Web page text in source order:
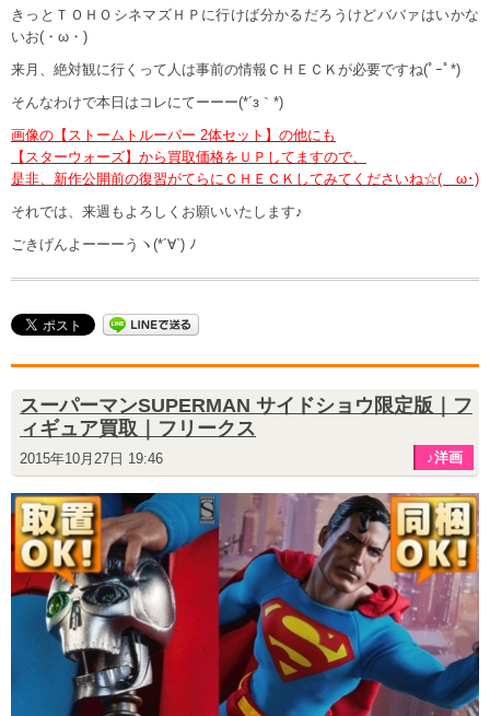
きっとＴＯＨＯシネマズＨＰに行けば分かるだろうけどババァはいかな
いお(・ω・)
来月、絶対観に行くって人は事前の情報ＣＨＥＣＫが必要ですね(ﾟｰﾟ*)
そんなわけで本日はコレにてーーー(*´з｀*)
画像の【ストームトルーパー 2体セット】の他にも
【スターウォーズ】から買取価格をＵＰしてますので、
是非、新作公開前の復習がてらにＣＨＥＣＫしてみてくださいね☆(ゝω･)
それでは、来週もよろしくお願いいたします♪
ごきげんよーーーうヽ(*´∀`) ﾉ
スーパーマンSUPERMAN サイドショウ限定版｜フ
ィギュア買取｜フリークス
2015年10月27日 19:46 ♪洋画